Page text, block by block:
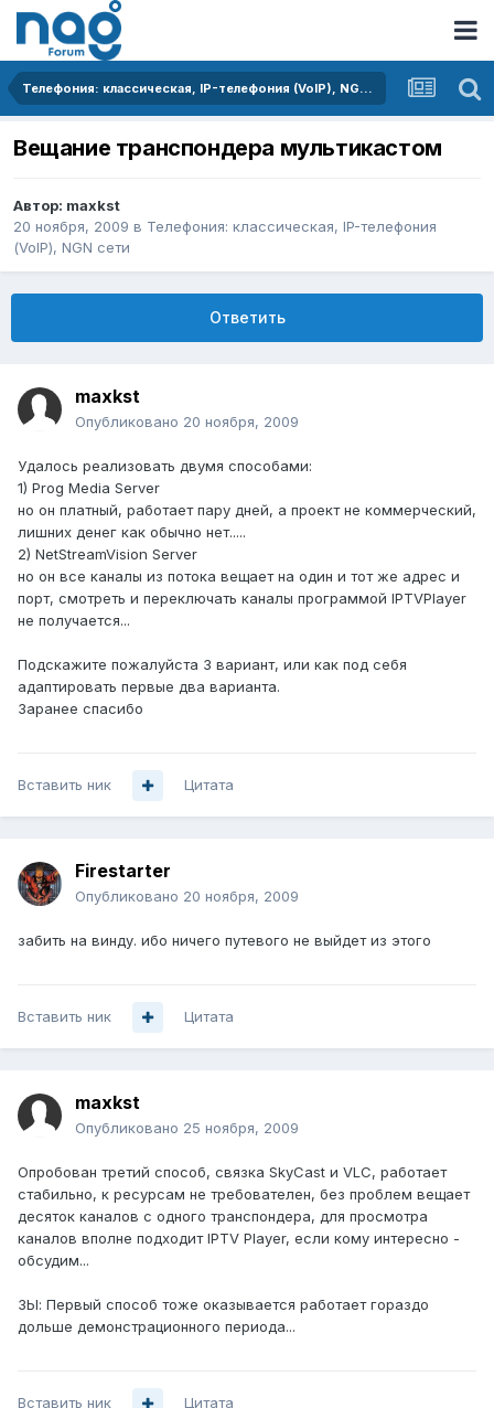
Телефония: классическая, IP-телефония (VoIP), NGN сети
Вещание транспондера мультикастом
Автор: maxkst
20 ноября, 2009 в Телефония: классическая, IP-телефония
(VoIP), NGN сети
Ответить
maxkst
Опубликовано 20 ноября, 2009
Удалось реализовать двумя способами:
1) Prog Media Server
но он платный, работает пару дней, а проект не коммерческий,
лишних денег как обычно нет.....
2) NetStreamVision Server
но он все каналы из потока вещает на один и тот же адрес и
порт, смотреть и переключать каналы программой IPTVPlayer
не получается...
Подскажите пожалуйста 3 вариант, или как под себя
адаптировать первые два варианта.
Заранее спасибо
Вставить ник Цитата
Firestarter
Опубликовано 20 ноября, 2009
забить на винду. ибо ничего путевого не выйдет из этого
Вставить ник Цитата
maxkst
Опубликовано 25 ноября, 2009
Опробован третий способ, связка SkyCast и VLC, работает
стабильно, к ресурсам не требователен, без проблем вещает
десяток каналов с одного транспондера, для просмотра
каналов вполне подходит IPTV Player, если кому интересно -
обсудим...
ЗЫ: Первый способ тоже оказывается работает гораздо
дольше демонстрационного периода...
Вставить ник Цитата